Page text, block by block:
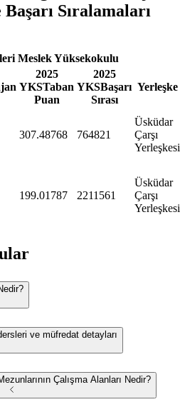
Sıralamaları
Meslek Yüksekokulu
2025
YKSTaban
Puan
2025
YKSBaşarı
Sırası
Yerleşke
307.48768 764821
Üsküdar
Çarşı
Yerleşkesi
199.01787 2211561
Üsküdar
Çarşı
Yerleşkesi
ve müfredat detayları
Çalışma Alanları Nedir?